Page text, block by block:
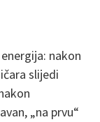
nakon
slijedi
„na prvu“